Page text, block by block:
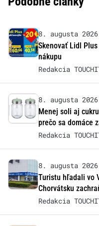
8. augusta 2026
Skenovať Lidl
nákupu
Redakcia
8. augusta 2026
Menej soli aj
prečo sa domáce
Redakcia
8. augusta 2026
Turistu hľadali vo
Chorvátsku
Redakcia